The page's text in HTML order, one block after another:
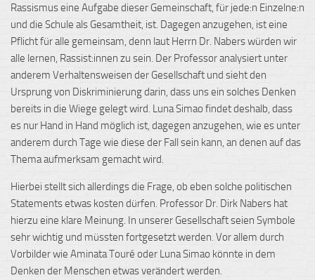
Rassismus eine Aufgabe dieser Gemeinschaft, für jede:n Einzelne:n
und die Schule als Gesamtheit, ist. Dagegen anzugehen, ist eine
Pflicht für alle gemeinsam, denn laut Herrn Dr. Nabers würden wir
alle lernen, Rassist:innen zu sein. Der Professor analysiert unter
anderem Verhaltensweisen der Gesellschaft und sieht den
Ursprung von Diskriminierung darin, dass uns ein solches Denken
bereits in die Wiege gelegt wird. Luna Simao findet deshalb, dass
es nur Hand in Hand möglich ist, dagegen anzugehen, wie es unter
anderem durch Tage wie diese der Fall sein kann, an denen auf das
Thema aufmerksam gemacht wird.
Hierbei stellt sich allerdings die Frage, ob eben solche politischen
Statements etwas kosten dürfen. Professor Dr. Dirk Nabers hat
hierzu eine klare Meinung. In unserer Gesellschaft seien Symbole
sehr wichtig und müssten fortgesetzt werden. Vor allem durch
Vorbilder wie Aminata Touré oder Luna Simao könnte in dem
Denken der Menschen etwas verändert werden.